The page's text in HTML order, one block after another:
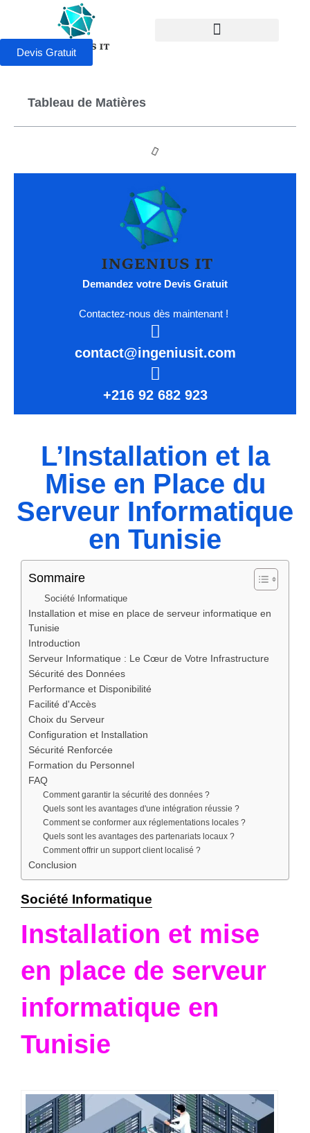
Devis Gratuit
Tableau de Matières
Demandez votre Devis Gratuit
Contactez-nous dès maintenant !
contact@ingeniusit.com
+216 92 682 923
L’Installation et la
Mise en Place du
Serveur Informatique
en Tunisie
Sommaire
Société Informatique
Installation et mise en place de serveur informatique en
Tunisie
Introduction
Serveur Informatique : Le Cœur de Votre Infrastructure
Sécurité des Données
Performance et Disponibilité
Facilité d'Accès
Choix du Serveur
Configuration et Installation
Sécurité Renforcée
Formation du Personnel
FAQ
Comment garantir la sécurité des données ?
Quels sont les avantages d'une intégration réussie ?
Comment se conformer aux réglementations locales ?
Quels sont les avantages des partenariats locaux ?
Comment offrir un support client localisé ?
Conclusion
Société Informatique
Installation et mise
en place de serveur
informatique en
Tunisie